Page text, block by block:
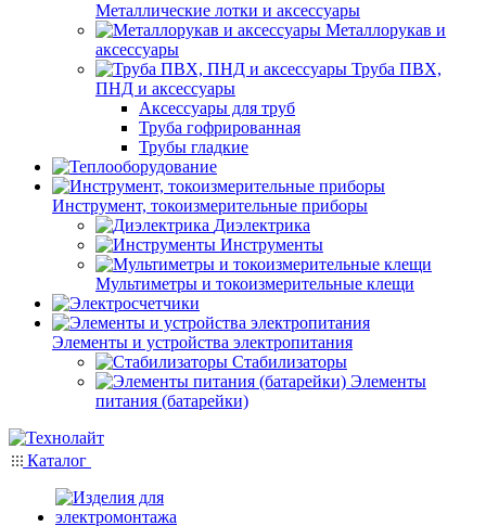
Металлические лотки и аксессуары
Металлорукав и
аксессуары
Труба ПВХ,
ПНД и аксессуары
Аксессуары для труб
Труба гофрированная
Трубы гладкие
Инструмент, токоизмерительные приборы
Диэлектрика
Инструменты
Мультиметры и токоизмерительные клещи
Элементы и устройства электропитания
Стабилизаторы
Элементы
питания (батарейки)
Каталог